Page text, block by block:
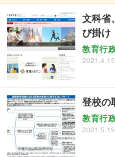
文科省
び掛け
教育行
登校の
教育行